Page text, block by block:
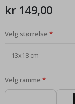
kr 149,00
Velg størrelse
Velg ramme